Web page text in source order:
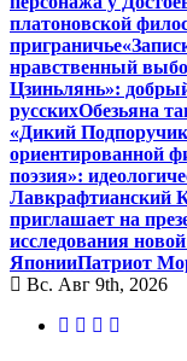
платоновской
приграничье
нравственный
Цзиньлянь»:
русскихОбезьяна
«Дикий
ориентированной
поэзия»:
Лавкрафтианский
приглашает на
исследования
ЯпонииПатриот
Вс. Авг 9th, 2026